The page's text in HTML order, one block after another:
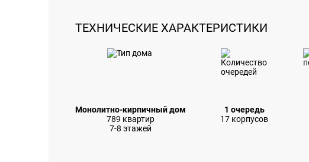
ТЕХНИЧЕСКИЕ ХАРАКТЕРИСТИКИ
Монолитно-кирпичный дом
789 квартир
7-8 этажей
1 очередь
17 корпусов